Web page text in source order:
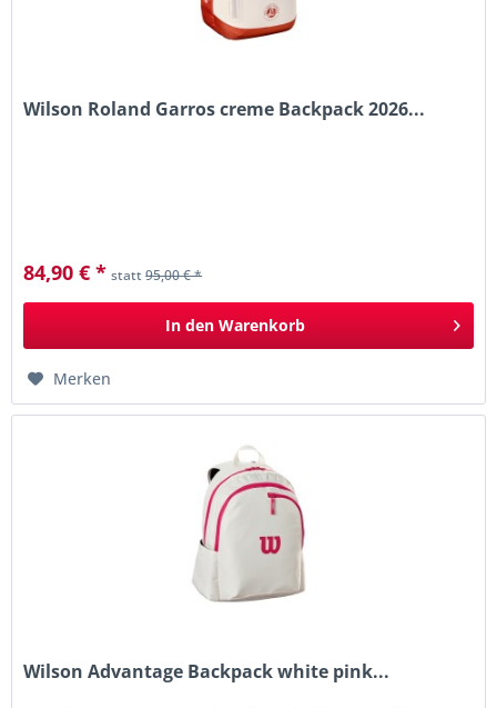
Wilson Roland Garros creme Backpack 2026...
84,90 € * statt95,00 € *
In den Warenkorb
Merken
Wilson Advantage Backpack white pink...